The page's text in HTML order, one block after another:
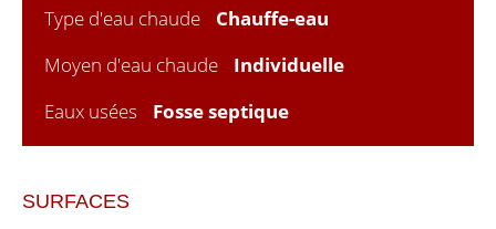
Type d'eau chaude
Chauffe-eau
Moyen d'eau chaude
Individuelle
Eaux usées
Fosse septique
SURFACES